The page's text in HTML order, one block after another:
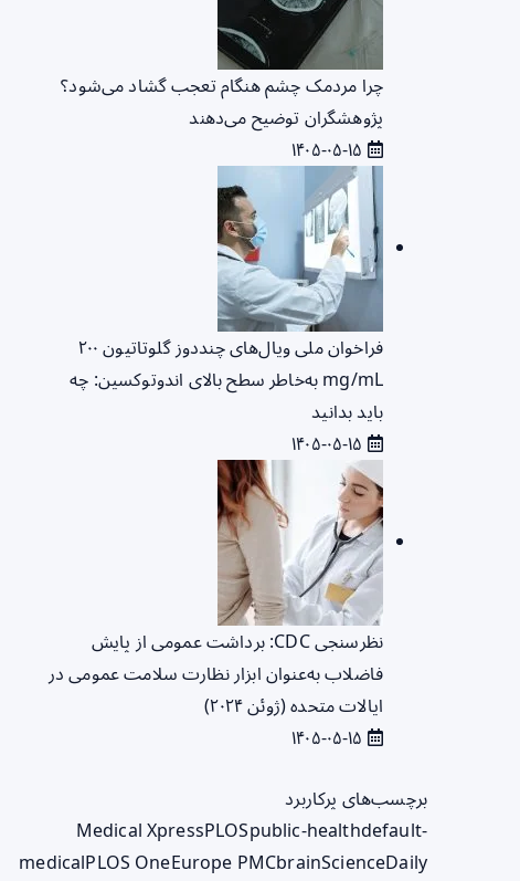
چرا مردمک چشم هنگام تعجب گشاد می‌شود؟
پژوهشگران توضیح می‌دهند
فراخوان ملی ویال‌های چنددوز گلوتاتیون ۲۰۰
mg/mL به‌خاطر سطح بالای اندوتوکسین: چه
باید بدانید
نظرسنجی CDC: برداشت عمومی از پایش
فاضلاب به‌عنوان ابزار نظارت سلامت عمومی در
ایالات متحده (ژوئن ۲۰۲۴)
برچسب‌های پرکاربرد
Medical XpressPLOSpublic-healthdefault-
medicalPLOS OneEurope PMCbrainScienceDaily